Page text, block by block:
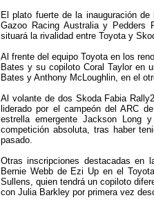
El plato fuerte de la inauguración
Gazoo Racing Australia y Pedders
situará la rivalidad entre Toyota y
Al frente del equipo Toyota en los
Bates y su copiloto Coral Taylor en
Bates y Anthony McLoughlin, en el
Al volante de dos Skoda Fabia
liderado por el campeón del ARC
estrella emergente Jackson Long
competición absoluta, tras haber
pasado.
Otras inscripciones destacadas en
Bernie Webb de Ezi Up en el
Sullens, quien tendrá un copiloto
con Julia Barkley por primera vez